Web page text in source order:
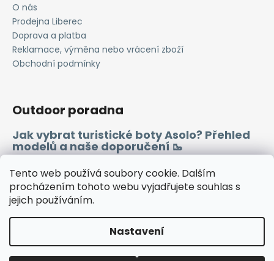
Tento web používá soubory cookie. Dalším
procházením tohoto webu vyjadřujete souhlas s
jejich používáním.
Nastavení
O nás
Prodejna Liberec
Doprava a platba
Reklamace, výměna nebo vrácení zboží
Obchodní podmínky
Outdoor poradna
Jak vybrat turistické boty Asolo? Přehled
modelů a naše doporučení 🥾